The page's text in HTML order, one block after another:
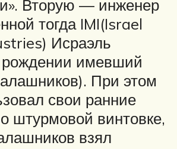
Вторую — инженер
тогда IMI(Israel
Исраэль
имевший
При этом
свои ранние
штурмовой винтовке,
взял